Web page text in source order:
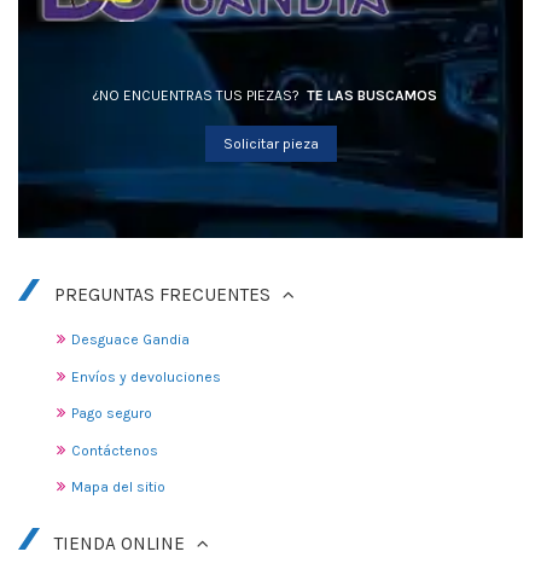
¿NO ENCUENTRAS TUS PIEZAS? TE LAS BUSCAMOS
Solicitar pieza
PREGUNTAS FRECUENTES
Desguace Gandia
Envíos y devoluciones
Pago seguro
Contáctenos
Mapa del sitio
TIENDA ONLINE